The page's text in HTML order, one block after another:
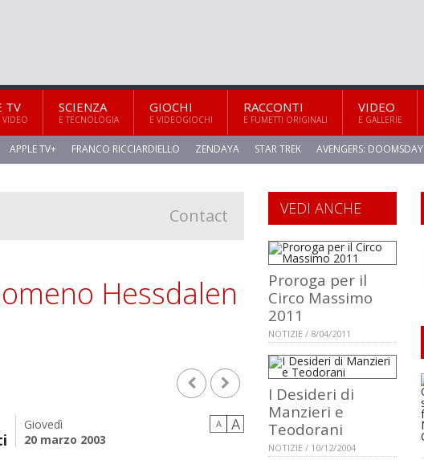
TV
VIDEO
SCIENZA
E TECNOLOGIA
GIOCHI
E VIDEOGIOCHI
RACCONTI
E FUMETTI ORIGINALI
VIDEO
E GALLERIE
APPLE TV+ FRANCO RICCIARDIELLO ZENDAYA STAR TREK AVENGERS: DOOMSDAY
Contact
Hessdalen
Giovedì
20 marzo 2003
A A
VEDI ANCHE
Proroga per il
Circo Massimo
2011
NOTIZIE / 8/04/2011
I Desideri di
Manzieri e
Teodorani
NOTIZIE / 10/12/2004